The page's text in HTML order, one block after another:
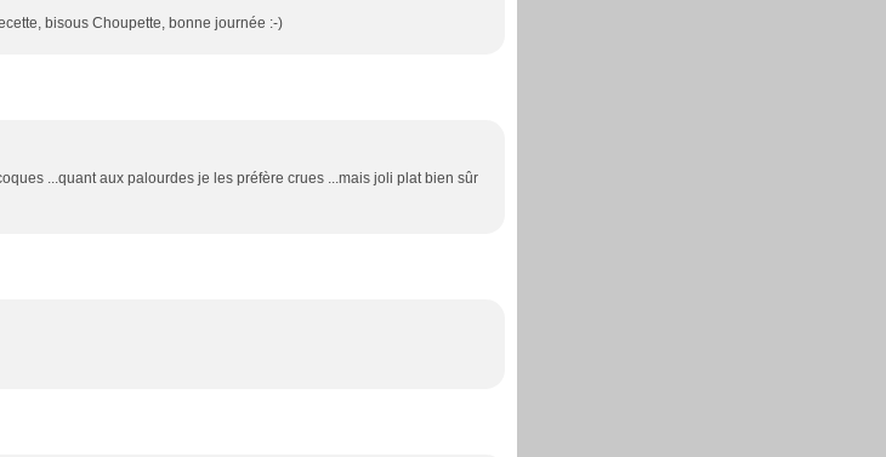
bisous Choupette, bonne journée :-)
...quant aux palourdes je les préfère crues ...mais joli plat bien sûr